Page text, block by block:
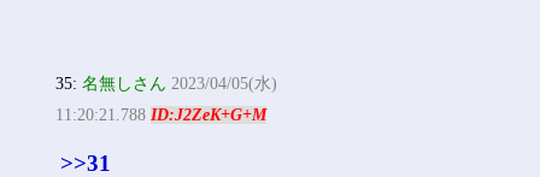
35:名無しさん 2023/04/05(水)
11:20:21.788ID:J2ZeK+G+M
>>31